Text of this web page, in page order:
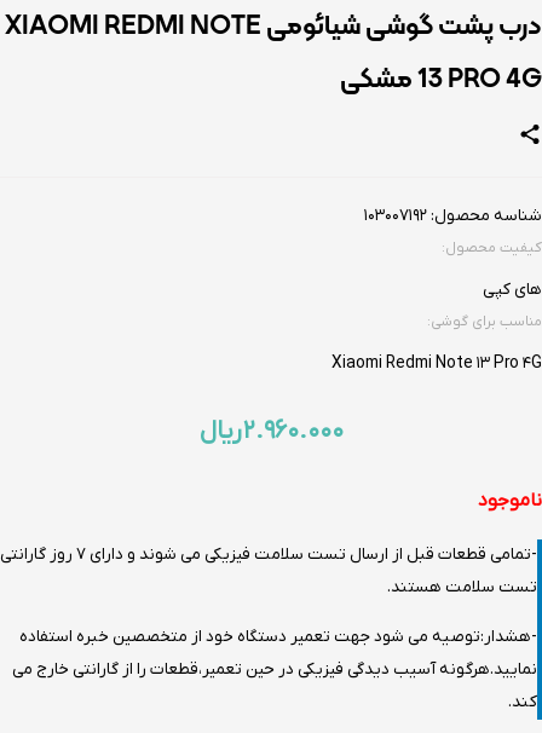
درب پشت گوشی شیائومی XIAOMI REDMI NOTE
13 PRO 4G مشکی
شناسه محصول: 103007192
کیفیت محصول:
های کپی
مناسب برای گوشی:
Xiaomi Redmi Note 13 Pro 4G
۲.۹۶۰.۰۰۰ریال
ناموجود
-تمامی قطعات قبل از ارسال تست سلامت فیزیکی می شوند و دارای 7 روز گارانتی
تست سلامت هستند.
-هشدار:توصیه می شود جهت تعمیر دستگاه خود از متخصصین خبره استفاده
نمایید.هرگونه آسیب دیدگی فیزیکی در حین تعمیر،قطعات را از گارانتی خارج می
کند.